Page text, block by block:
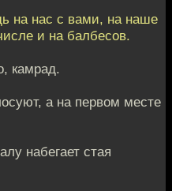
на нас с вами, на наше
и на балбесов.
камрад.
а на первом месте
набегает стая